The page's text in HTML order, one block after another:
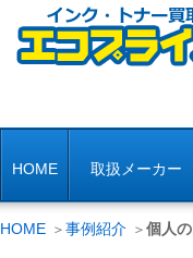
HOME 取扱メーカー
HOME 事例紹介 個人